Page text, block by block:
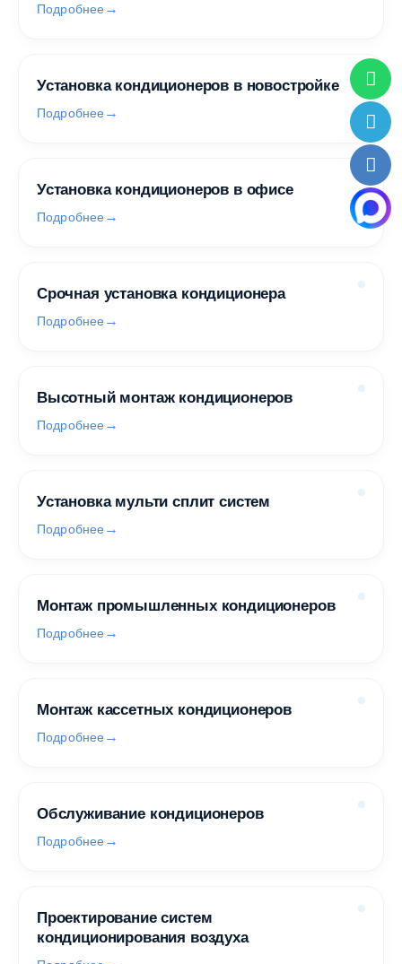
Подробнее
Установка кондиционеров в новостройке
Подробнее
Установка кондиционеров в офисе
Подробнее
Срочная установка кондиционера
Подробнее
Высотный монтаж кондиционеров
Подробнее
Установка мульти сплит систем
Подробнее
Монтаж промышленных кондиционеров
Подробнее
Монтаж кассетных кондиционеров
Подробнее
Обслуживание кондиционеров
Подробнее
Проектирование систем
кондиционирования воздуха